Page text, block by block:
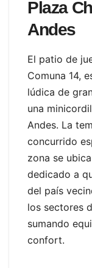
Plaza
Andes
El patio de
Comuna 14,
lúdica de
una
Andes. La
concurrido
zona se
dedicado a
del país
los sectores
sumando
confort.